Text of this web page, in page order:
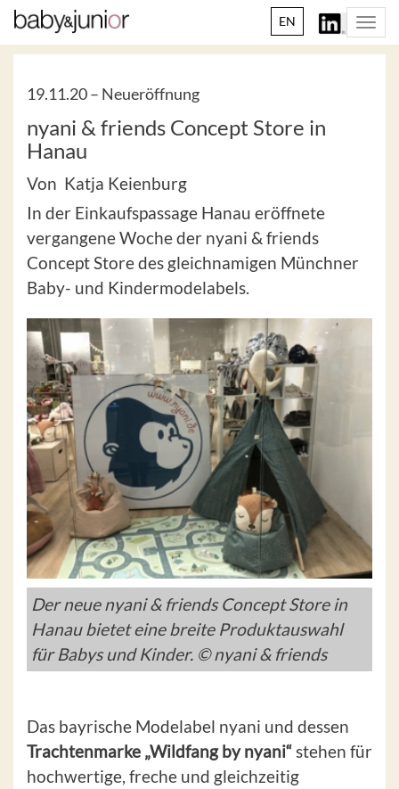
EN
19.11.20 – Neueröffnung
nyani & friends Concept Store in
Hanau
Von Katja Keienburg
In der Einkaufspassage Hanau eröffnete
vergangene Woche der nyani & friends
Concept Store des gleichnamigen Münchner
Baby- und Kindermodelabels.
Der neue nyani & friends Concept Store in
Hanau bietet eine breite Produktauswahl
für Babys und Kinder. © nyani & friends
Das bayrische Modelabel nyani und dessen
Trachtenmarke „Wildfang by nyani“ stehen für
hochwertige, freche und gleichzeitig